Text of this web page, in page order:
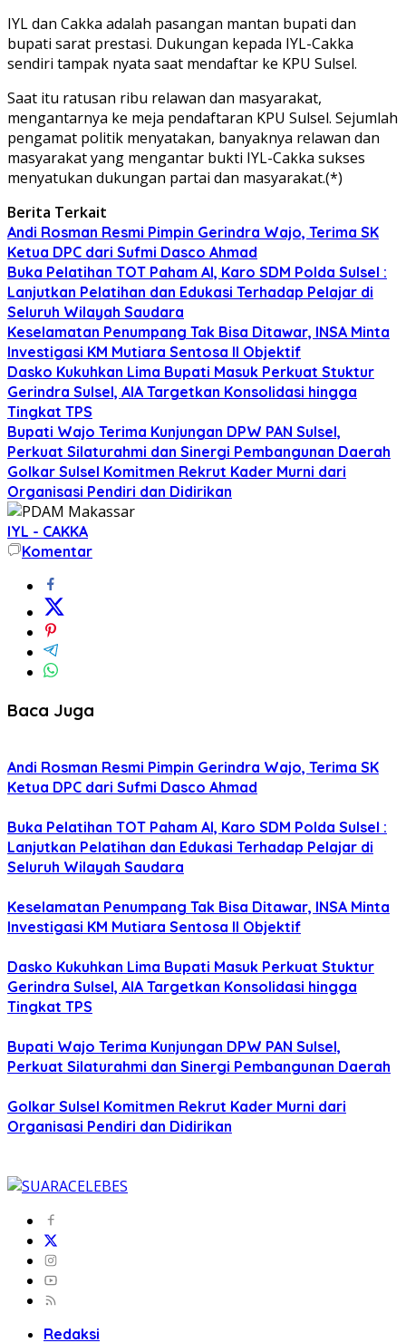
IYL dan Cakka adalah pasangan mantan bupati dan
bupati sarat prestasi. Dukungan kepada IYL-Cakka
sendiri tampak nyata saat mendaftar ke KPU Sulsel.
Saat itu ratusan ribu relawan dan masyarakat,
mengantarnya ke meja pendaftaran KPU Sulsel. Sejumlah
pengamat politik menyatakan, banyaknya relawan dan
masyarakat yang mengantar bukti IYL-Cakka sukses
menyatukan dukungan partai dan masyarakat.(*)
Berita Terkait
Andi Rosman Resmi Pimpin Gerindra Wajo, Terima SK
Ketua DPC dari Sufmi Dasco Ahmad
Buka Pelatihan TOT Paham AI, Karo SDM Polda Sulsel :
Lanjutkan Pelatihan dan Edukasi Terhadap Pelajar di
Seluruh Wilayah Saudara
Keselamatan Penumpang Tak Bisa Ditawar, INSA Minta
Investigasi KM Mutiara Sentosa II Objektif
Dasko Kukuhkan Lima Bupati Masuk Perkuat Stuktur
Gerindra Sulsel, AIA Targetkan Konsolidasi hingga
Tingkat TPS
Bupati Wajo Terima Kunjungan DPW PAN Sulsel,
Perkuat Silaturahmi dan Sinergi Pembangunan Daerah
Golkar Sulsel Komitmen Rekrut Kader Murni dari
Organisasi Pendiri dan Didirikan
IYL - CAKKA
Komentar
Baca Juga
Andi Rosman Resmi Pimpin Gerindra Wajo, Terima SK
Ketua DPC dari Sufmi Dasco Ahmad
Buka Pelatihan TOT Paham AI, Karo SDM Polda Sulsel :
Lanjutkan Pelatihan dan Edukasi Terhadap Pelajar di
Seluruh Wilayah Saudara
Keselamatan Penumpang Tak Bisa Ditawar, INSA Minta
Investigasi KM Mutiara Sentosa II Objektif
Dasko Kukuhkan Lima Bupati Masuk Perkuat Stuktur
Gerindra Sulsel, AIA Targetkan Konsolidasi hingga
Tingkat TPS
Bupati Wajo Terima Kunjungan DPW PAN Sulsel,
Perkuat Silaturahmi dan Sinergi Pembangunan Daerah
Golkar Sulsel Komitmen Rekrut Kader Murni dari
Organisasi Pendiri dan Didirikan
Redaksi